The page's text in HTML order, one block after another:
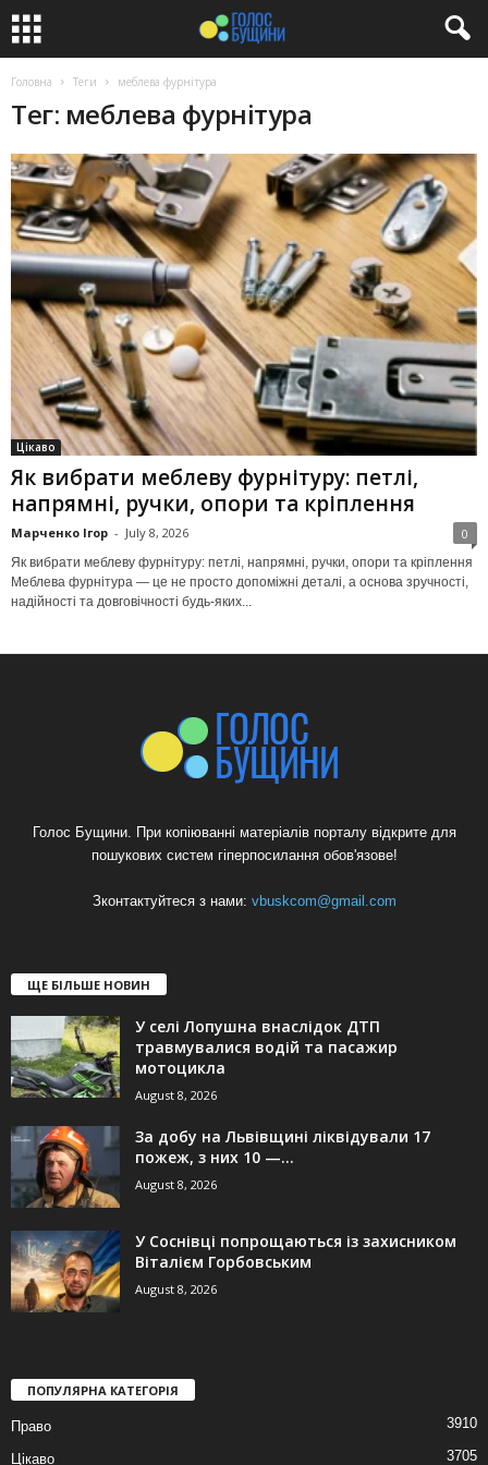
Головна Теги меблева фурнітура
Тег: меблева фурнітура
Цікаво
Як вибрати меблеву фурнітуру: петлі,
напрямні, ручки, опори та кріплення
Марченко Ігор - July 8, 2026 0
Як вибрати меблеву фурнітуру: петлі, напрямні, ручки, опори та кріплення
Меблева фурнітура — це не просто допоміжні деталі, а основа зручності,
надійності та довговічності будь-яких...
Голос Бущини. При копіюванні матеріалів порталу відкрите для
пошукових систем гіперпосилання обов'язове!
Зконтактуйтеся з нами: vbuskcom@gmail.com
ЩЕ БІЛЬШЕ НОВИН
У селі Лопушна внаслідок ДТП
травмувалися водій та пасажир
мотоцикла
August 8, 2026
За добу на Львівщині ліквідували 17
пожеж, з них 10 —...
August 8, 2026
У Соснівці попрощаються із захисником
Віталієм Горбовським
August 8, 2026
ПОПУЛЯРНА КАТЕГОРІЯ
Право 3910
Цікаво 3705